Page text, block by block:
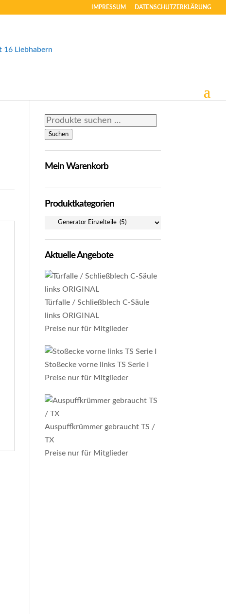
IMPRESSUM DATENSCHUTZERKLÄRUNG
Suchen
nach:
Suchen
Mein Warenkorb
Produktkategorien
Aktuelle Angebote
Türfalle / Schließblech C-Säule
links ORIGINAL
Preise nur für Mitglieder
Stoßecke vorne links TS Serie I
Preise nur für Mitglieder
Auspuffkrümmer gebraucht TS /
TX
Preise nur für Mitglieder